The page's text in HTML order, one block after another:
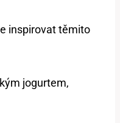
inspirovat těmito
jogurtem,